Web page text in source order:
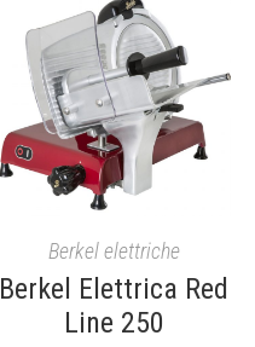
Berkel elettriche
Berkel Elettrica Red
Line 250